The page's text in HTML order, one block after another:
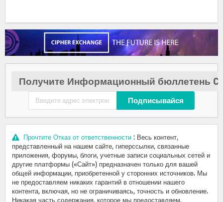
Получите Информационный бюллетень
Подписывайся
Прочтите Отказ от ответственности : Весь контент,
представленный на нашем сайте, гиперссылки, связанные
приложения, форумы, блоги, учетные записи социальных сетей и
другие платформы («Сайт») предназначен только для вашей
общей информации, приобретенной у сторонних источников. Мы
не предоставляем никаких гарантий в отношении нашего
контента, включая, но не ограничиваясь, точность и обновление.
Никакая часть содержания, которое мы предоставляем,